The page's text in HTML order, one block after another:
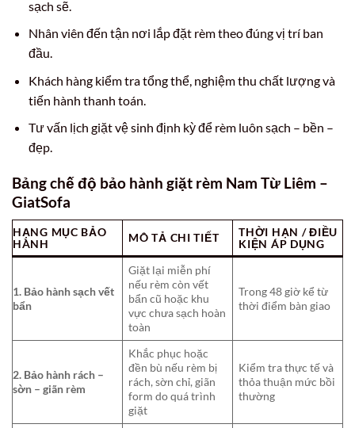
sạch sẽ.
Nhân viên đến tận nơi lắp đặt rèm theo đúng vị trí ban
đầu.
Khách hàng kiểm tra tổng thể, nghiệm thu chất lượng và
tiến hành thanh toán.
Tư vấn lịch giặt vệ sinh định kỳ để rèm luôn sạch – bền –
đẹp.
Bảng chế độ bảo hành giặt rèm Nam Từ Liêm –
GiatSofa
HẠNG MỤC BẢO
HÀNH
MÔ TẢ CHI TIẾT
THỜI HẠN / ĐIỀU
KIỆN ÁP DỤNG
1. Bảo hành sạch vết
bẩn
Giặt lại miễn phí
nếu rèm còn vết
bẩn cũ hoặc khu
vực chưa sạch hoàn
toàn
Trong 48 giờ kể từ
thời điểm bàn giao
2. Bảo hành rách –
sờn – giãn rèm
Khắc phục hoặc
đền bù nếu rèm bị
rách, sờn chỉ, giãn
form do quá trình
giặt
Kiểm tra thực tế và
thỏa thuận mức bồi
thường